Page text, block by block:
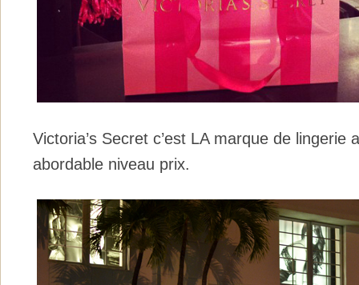
Victoria’s Secret c’est LA marque de lingerie
abordable niveau prix.